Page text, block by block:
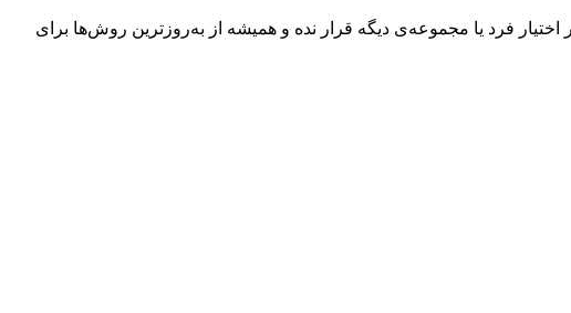
فرد یا مجموعه‌ی دیگه قرار نده و همیشه از به‌روزترین روش‌ها برای